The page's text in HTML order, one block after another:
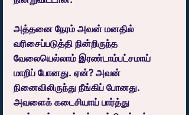
அத்தனை நேரம் அவன் மனதில்
வரிசைப்படுத்தி நின்றிருந்த
வேலையெல்லாம் இரண்டாம்பட்சமாய்
மாறிப் போனது. ஏன்? அவன்
நினைவிலிருந்து நீங்கிப் போனது.
அவளைக் கடைசியாய் பார்த்து